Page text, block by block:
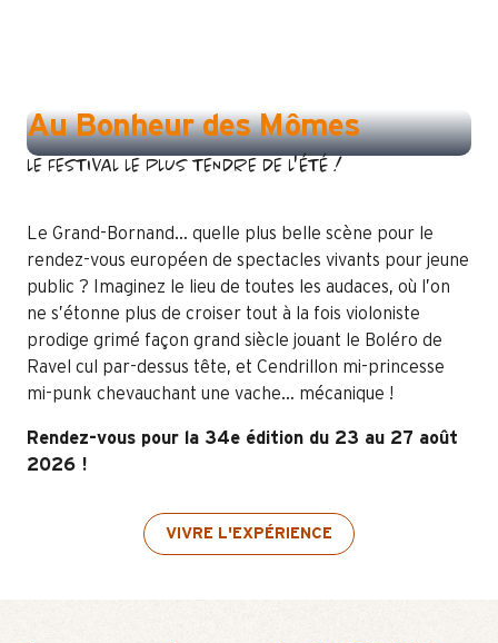
Au Bonheur des Mômes
LE FESTIVAL LE PLUS TENDRE DE L'ÉTÉ !
Le Grand-Bornand… quelle plus belle scène pour le
rendez-vous européen de spectacles vivants pour jeune
public ? Imaginez le lieu de toutes les audaces, où l’on
ne s’étonne plus de croiser tout à la fois violoniste
prodige grimé façon grand siècle jouant le Boléro de
Ravel cul par-dessus tête, et Cendrillon mi-princesse
mi-punk chevauchant une vache… mécanique !
Rendez-vous pour la 34e édition du 23 au 27 août
2026 !
VIVRE L'EXPÉRIENCE